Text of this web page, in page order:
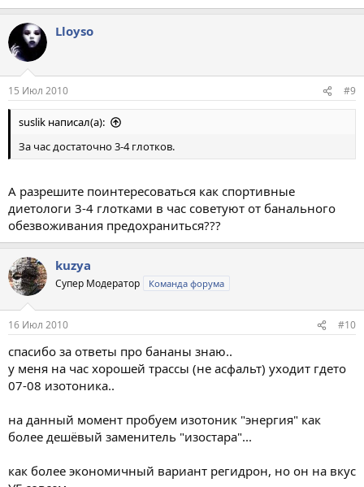
Lloyso
15 Июл 2010 #9
suslik написал(а):
За час достаточно 3-4 глотков.
А разрешите поинтересоваться как спортивные
диетологи 3-4 глотками в час советуют от банального
обезвоживания предохраниться???
kuzya
Супер Модератор Команда форума
16 Июл 2010 #10
спасибо за ответы про бананы знаю..
у меня на час хорошей трассы (не асфальт) уходит гдето
07-08 изотоника..
на данный момент пробуем изотоник "энергия" как
более дешёвый заменитель "изостара"...
как более экономичный вариант регидрон, но он на вкус